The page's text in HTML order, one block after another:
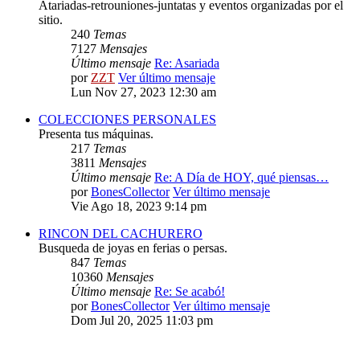
Atariadas-retrouniones-juntatas y eventos organizadas por el
sitio.
240 Temas
7127 Mensajes
Último mensaje Re: Asariada
porZZT Ver último mensaje
Lun Nov 27, 2023 12:30 am
COLECCIONES PERSONALES
Presenta tus máquinas.
217 Temas
3811 Mensajes
Último mensaje Re: A Día de HOY, qué piensas…
porBonesCollector Ver último mensaje
Vie Ago 18, 2023 9:14 pm
RINCON DEL CACHURERO
Busqueda de joyas en ferias o persas.
847 Temas
10360 Mensajes
Último mensaje Re: Se acabó!
porBonesCollector Ver último mensaje
Dom Jul 20, 2025 11:03 pm